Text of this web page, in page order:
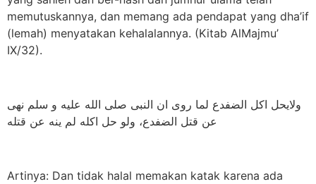
memutuskannya, dan memang ada pendapat yang dha’if
(lemah) menyatakan kehalalannya. (Kitab AlMajmu’
IX/32).
ولايحل اكل الضفدع لما روى ان النبى صلى الله عليه و سلم نهى
عن قتل الضفدع، ولو حل اكله لم ينه عن قتله
Artinya: Dan tidak halal memakan katak karena ada